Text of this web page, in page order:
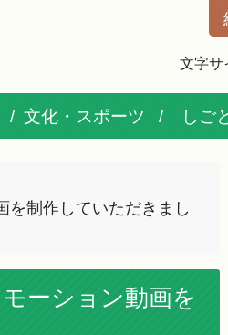
文字サ
文化・スポーツ しご
を制作していただきまし
ーション動画を